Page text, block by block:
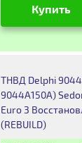
Купить
ТНВД Delphi
9044A150A)
Euro 3
(REBUILD)